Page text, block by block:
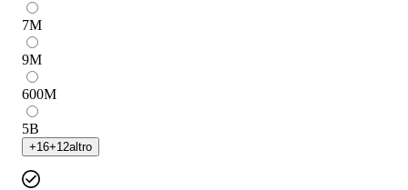
7M
9M
600M
5B
+16+12altro